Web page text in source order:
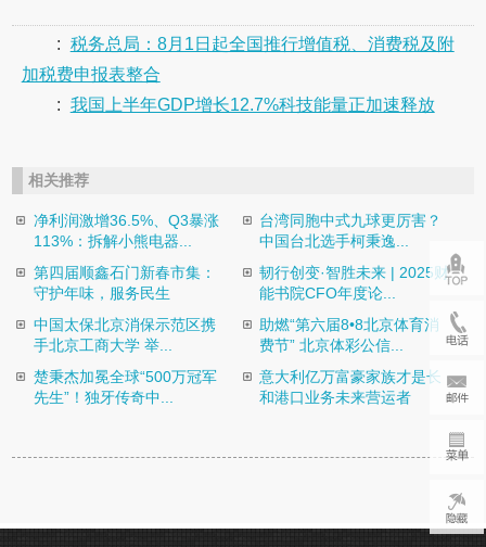
: 税务总局：8月1日起全国推行增值税、消费税及附
加税费申报表整合
: 我国上半年GDP增长12.7%科技能量正加速释放
相关推荐
净利润激增36.5%、Q3暴涨
113%：拆解小熊电器...
台湾同胞中式九球更厉害？
中国台北选手柯秉逸...
第四届顺鑫石门新春市集：
守护年味，服务民生
韧行创变·智胜未来 | 2025财
能书院CFO年度论...
中国太保北京消保示范区携
手北京工商大学 举...
助燃“第六届8•8北京体育消
费节” 北京体彩公信...
楚秉杰加冕全球“500万冠军
先生”！独牙传奇中...
意大利亿万富豪家族才是长
和港口业务未来营运者